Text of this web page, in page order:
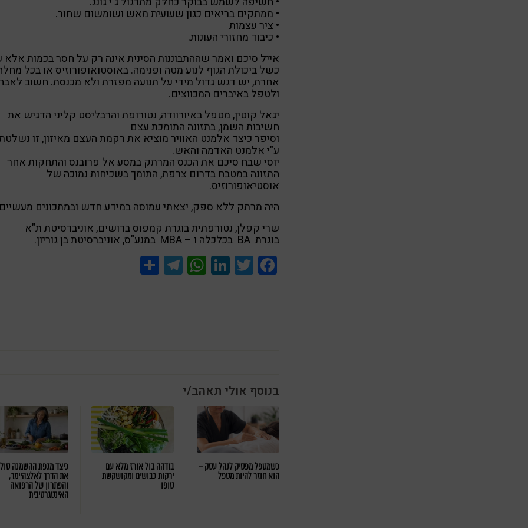
• ממתקים בריאים כגון שעועית מאש ושומשום שחור.
• ציר עצמות
• כיבוד מחזורי העונות.
אייל סיכם ואמר שההתבוננות הסינית אינה רק על חסר בכמות אלא
כשל ביכולת הגוף לנוע מטה ופנימה. באוסטואופורוזיס או בכל
אחרת, יש דגש גדול מידי על תנועה מפזרת ולא מכנסת. חשוב
ולטפל באיברים המכווצים.
יגאל קוטין, מטפל באיורוודה, נטורופת והרבליסט קליני הדגיש את
חשיבות השמן, בתזונה התומכת עצם
וסיפר כיצד אלמנט האוויר מוציא את רקמת העצם מאיזון, זו
ע"י אלמנט האדמה והאש.
יוסי שבח סיכם את הכנס המרתק במסע אל פרובנס והתחקות אחר
התזונה במטבח בדרום צרפת, התומך בשכיחות נמוכה של
אוסטיאופורוזיס.
היה מרתק ללא ספק, יצאתי עמוסה במידע חדש ובמתכונים
שרי קפלן, נטורפתית בוגרת קמפוס ברושים, אוניברסיטת ת"א
בוגרת BA בכלכלה ו – MBA במנע"ס, אוניברסיטת בן גוריון.
Facebook
Twitter
LinkedIn
WhatsApp
Telegram
בנוסף אולי תאהב/י
כשמטפל מפסיק לנהל עסק –
הוא חוזר להיות מטפל
בודהה בול אורז מלא עם
ירקות כבושים ומקושקשת
טופו
כיצד מגפת ההשמנה
את הדרך לאלצהיימר,
והפתרון של הרפואה
האינטגרטיבית